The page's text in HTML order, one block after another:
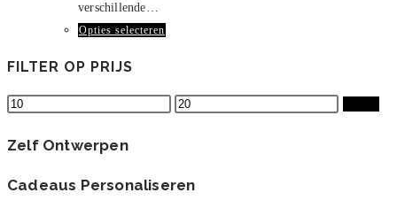
verschillende…
Opties selecteren
meerdere
variaties.
kan
FILTER OP PRIJS
Min.
Max.
Zelf Ontwerpen
Cadeaus Personaliseren